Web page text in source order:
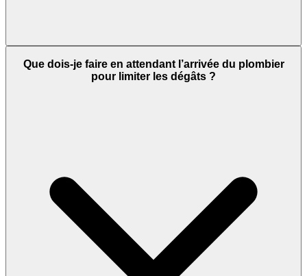
Que dois-je faire en attendant l’arrivée du plombier
pour limiter les dégâts ?